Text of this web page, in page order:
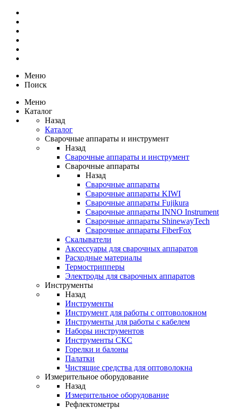
Меню
Поиск
Меню
Каталог
Назад
Каталог
Сварочные аппараты и инструмент
Назад
Сварочные аппараты и инструмент
Сварочные аппараты
Назад
Сварочные аппараты
Сварочные аппараты KIWI
Сварочные аппараты Fujikura
Сварочные аппараты INNO Instrument
Сварочные аппараты ShinewayTech
Cварочные аппараты FiberFox
Скалыватели
Аксессуары для сварочных аппаратов
Расходные материалы
Термострипперы
Электроды для сварочных аппаратов
Инструменты
Назад
Инструменты
Инструмент для работы с оптоволокном
Инструменты для работы с кабелем
Наборы инструментов
Инструменты СКС
Горелки и балоны
Палатки
Чистящие средства для оптоволокна
Измерительное оборудование
Назад
Измерительное оборудование
Рефлектометры